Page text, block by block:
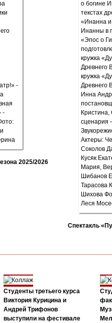
2025/2026
Спектакль
Студенты третьего курса
Виктория Курицина и
Андрей Трифонов
выступили на фестивале